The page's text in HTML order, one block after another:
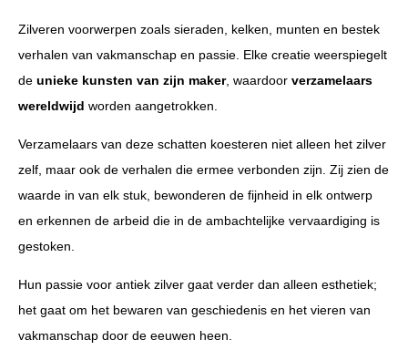
Zilveren voorwerpen zoals sieraden, kelken, munten en bestek
verhalen van vakmanschap en passie. Elke creatie weerspiegelt
de unieke kunsten van zijn maker, waardoor verzamelaars
wereldwijd worden aangetrokken.
Verzamelaars van deze schatten koesteren niet alleen het zilver
zelf, maar ook de verhalen die ermee verbonden zijn. Zij zien de
waarde in van elk stuk, bewonderen de fijnheid in elk ontwerp
en erkennen de arbeid die in de ambachtelijke vervaardiging is
gestoken.
Hun passie voor antiek zilver gaat verder dan alleen esthetiek;
het gaat om het bewaren van geschiedenis en het vieren van
vakmanschap door de eeuwen heen.